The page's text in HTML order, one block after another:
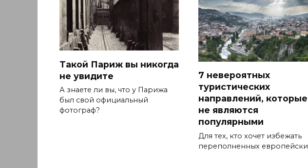
Такой Париж вы никогда
не увидите
А знаете ли вы, что у Парижа
был свой официальный
фотограф?
7 невероятных
туристических
направлений, которые
не являются
популярными
Для тех, кто хочет избежать
переполненных